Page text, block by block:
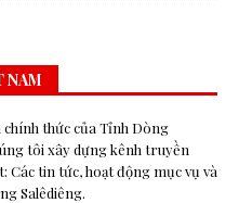
NAM
thức của Tỉnh Dòng
tôi xây dựng kênh truyền
Các tin tức, hoạt động mục vụ và
Salêdiêng.